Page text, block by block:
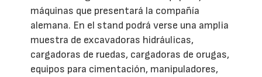
máquinas que presentará la compañía
alemana. En el stand podrá verse una amplia
muestra de excavadoras hidráulicas,
cargadoras de ruedas, cargadoras de orugas,
equipos para cimentación, manipuladores,